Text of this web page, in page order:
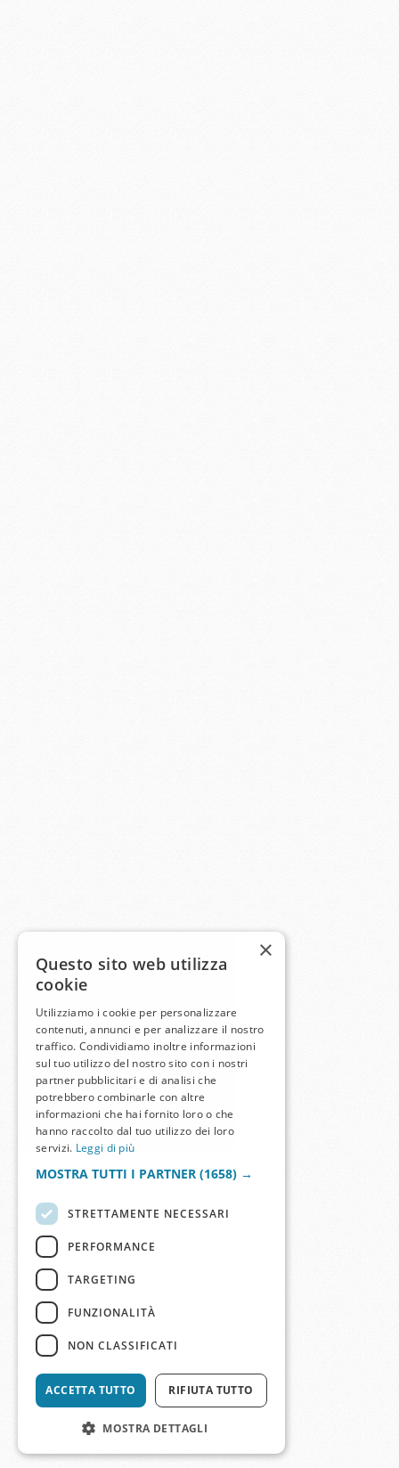
×
Questo sito web utilizza
cookie
Utilizziamo i cookie per personalizzare
contenuti, annunci e per analizzare il nostro
traffico. Condividiamo inoltre informazioni
sul tuo utilizzo del nostro sito con i nostri
partner pubblicitari e di analisi che
potrebbero combinarle con altre
informazioni che hai fornito loro o che
hanno raccolto dal tuo utilizzo dei loro
servizi. Leggi di più
MOSTRA TUTTI I PARTNER (1658) →
STRETTAMENTE NECESSARI
PERFORMANCE
TARGETING
FUNZIONALITÀ
NON CLASSIFICATI
ACCETTA TUTTO RIFIUTA TUTTO
MOSTRA DETTAGLI